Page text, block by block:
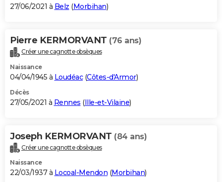
27/06/2021 à Belz (Morbihan)
Pierre KERMORVANT (76 ans)
Créer une cagnotte obsèques
Naissance
04/04/1945 à Loudéac(Côtes-d'Armor)
Décès
27/05/2021 à Rennes (Ille-et-Vilaine)
Joseph KERMORVANT (84 ans)
Créer une cagnotte obsèques
Naissance
22/03/1937 à Locoal-Mendon (Morbihan)